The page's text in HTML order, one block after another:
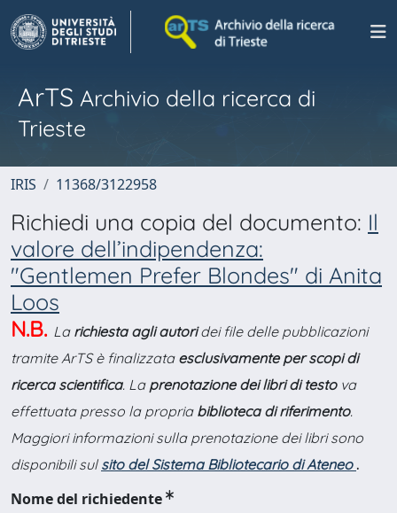
ArTS Archivio della ricerca di
Trieste
IRIS 11368/3122958
Richiedi una copia del documento: Il
valore dell’indipendenza:
"Gentlemen Prefer Blondes" di Anita
Loos
N.B. La richiesta agli autoridei file delle pubblicazioni
tramite ArTS è finalizzata esclusivamente per scopi di
ricerca scientifica. La prenotazione dei libri di testova
effettuata presso la propria biblioteca di riferimento.
Maggiori informazioni sulla prenotazione dei libri sono
disponibili sul sito del Sistema Bibliotecario di Ateneo .
Nome del richiedente